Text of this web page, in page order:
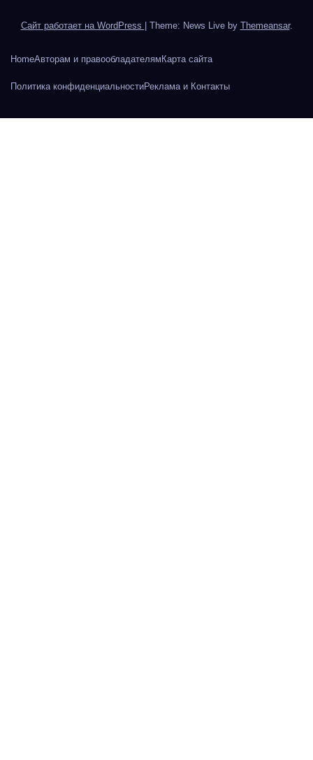
Сайт работает на WordPress Theme: News Live by Themeansar.
HomeАвторам и правообладателям Карта сайта
Политика конфиденциальностиРеклама и Контакты